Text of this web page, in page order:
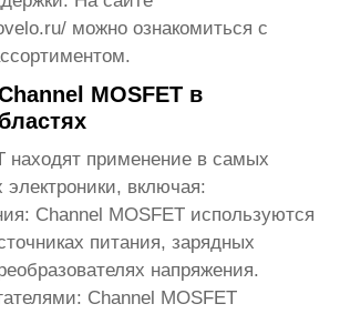
можно ознакомиться с
MOSFET в
находят применение в самых
электроники, включая:
Channel MOSFET используются
питания, зарядных
напряжения.
Channel MOSFET